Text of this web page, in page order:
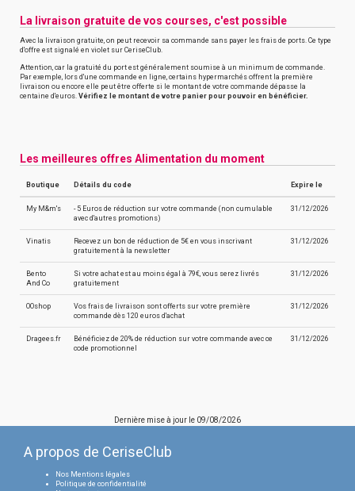
La livraison gratuite de vos courses, c'est possible
Avec la livraison gratuite, on peut recevoir sa commande sans payer les frais de ports. Ce type
d'offre est signalé en violet sur CeriseClub.
Attention, car la gratuité du port est généralement soumise à un minimum de commande.
Par exemple, lors d'une commande en ligne, certains hypermarchés offrent la première
livraison ou encore elle peut être offerte si le montant de votre commande dépasse la
centaine d'euros. Vérifiez le montant de votre panier pour pouvoir en bénéficier.
Les meilleures offres Alimentation du moment
Boutique Détails du code Expire le
My M&m's
- 5 Euros de réduction sur votre commande (non cumulable
avec d'autres promotions)
31/12/2026
Vinatis
Recevez un bon de réduction de 5€ en vous inscrivant
gratuitement à la newsletter
31/12/2026
Bento
And Co
Si votre achat est au moins égal à 79€, vous serez livrés
gratuitement
31/12/2026
OOshop
Vos frais de livraison sont offerts sur votre première
commande dès 120 euros d'achat
31/12/2026
Dragees.fr
Bénéficiez de 20% de réduction sur votre commande avec ce
code promotionnel
31/12/2026
Dernière mise à jour le 09/08/2026
A propos de CeriseClub
Nos Mentions légales
Politique de confidentialité